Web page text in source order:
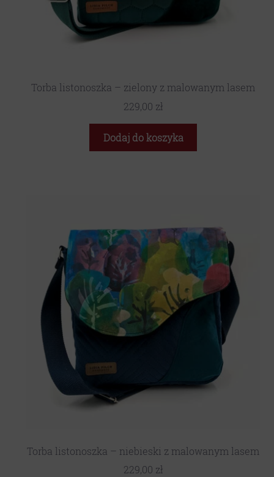
Torba listonoszka – zielony z malowanym lasem
229,00 zł
Dodaj do koszyka
Torba listonoszka – niebieski z malowanym lasem
229,00 zł